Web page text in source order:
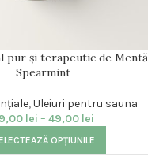
pur și terapeutic de Mentă
Spearmint
,Uleiuri pentru sauna
lei – 49,00 lei
OPȚIUNILE